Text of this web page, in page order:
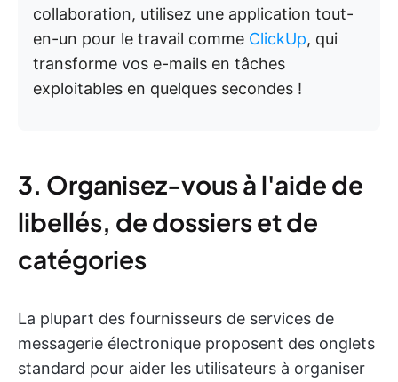
collaboration, utilisez une application tout-
en-un pour le travail comme ClickUp, qui
transforme vos e-mails en tâches
exploitables en quelques secondes !
3. Organisez-vous à l'aide de
libellés, de dossiers et de
catégories
La plupart des fournisseurs de services de
messagerie électronique proposent des onglets
standard pour aider les utilisateurs à organiser